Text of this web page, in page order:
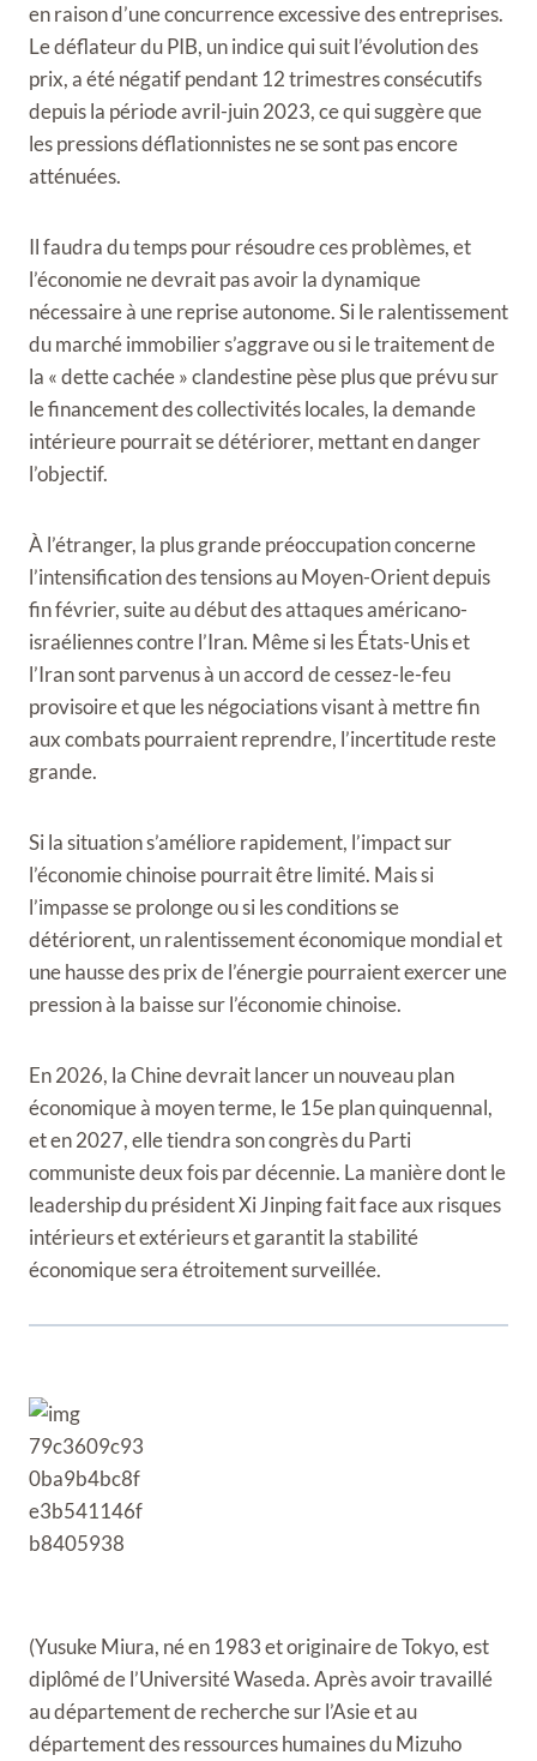
en raison d’une concurrence excessive des entreprises.
Le déflateur du PIB, un indice qui suit l’évolution des
prix, a été négatif pendant 12 trimestres consécutifs
depuis la période avril-juin 2023, ce qui suggère que
les pressions déflationnistes ne se sont pas encore
atténuées.
Il faudra du temps pour résoudre ces problèmes, et
l’économie ne devrait pas avoir la dynamique
nécessaire à une reprise autonome. Si le ralentissement
du marché immobilier s’aggrave ou si le traitement de
la « dette cachée » clandestine pèse plus que prévu sur
le financement des collectivités locales, la demande
intérieure pourrait se détériorer, mettant en danger
l’objectif.
À l’étranger, la plus grande préoccupation concerne
l’intensification des tensions au Moyen-Orient depuis
fin février, suite au début des attaques américano-
israéliennes contre l’Iran. Même si les États-Unis et
l’Iran sont parvenus à un accord de cessez-le-feu
provisoire et que les négociations visant à mettre fin
aux combats pourraient reprendre, l’incertitude reste
grande.
Si la situation s’améliore rapidement, l’impact sur
l’économie chinoise pourrait être limité. Mais si
l’impasse se prolonge ou si les conditions se
détériorent, un ralentissement économique mondial et
une hausse des prix de l’énergie pourraient exercer une
pression à la baisse sur l’économie chinoise.
En 2026, la Chine devrait lancer un nouveau plan
économique à moyen terme, le 15e plan quinquennal,
et en 2027, elle tiendra son congrès du Parti
communiste deux fois par décennie. La manière dont le
leadership du président Xi Jinping fait face aux risques
intérieurs et extérieurs et garantit la stabilité
économique sera étroitement surveillée.
(Yusuke Miura, né en 1983 et originaire de Tokyo, est
diplômé de l’Université Waseda. Après avoir travaillé
au département de recherche sur l’Asie et au
département des ressources humaines du Mizuho